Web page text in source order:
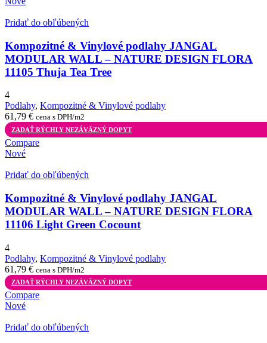
Pridať do obľúbených
Kompozitné & Vinylové podlahy JANGAL
MODULAR WALL – NATURE DESIGN FLORA
11105 Thuja Tea Tree
4
Podlahy, Kompozitné & Vinylové podlahy
61,79 € cena s DPH/m2
ZADAŤ RÝCHLY NEZÁVÄZNÝ DOPYT
Compare
Nové
Pridať do obľúbených
Kompozitné & Vinylové podlahy JANGAL
MODULAR WALL – NATURE DESIGN FLORA
11106 Light Green Cocount
4
Podlahy, Kompozitné & Vinylové podlahy
61,79 € cena s DPH/m2
ZADAŤ RÝCHLY NEZÁVÄZNÝ DOPYT
Compare
Nové
Pridať do obľúbených